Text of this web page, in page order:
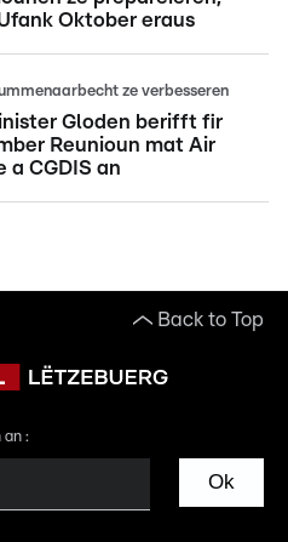
Oktober eraus
ze verbesseren
Gloden berifft fir
Reunioun mat Air
a CGDIS an
Back to Top
:
Ok